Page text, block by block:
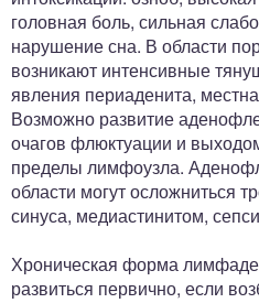
головная боль, сильная
нарушение сна. В области
возникают интенсивные
явления периаденита,
Возможно развитие
очагов флюктуации и
пределы лимфоузла.
области могут осложниться
синуса, медиастинитом,
Хроническая форма
развиться первично, если